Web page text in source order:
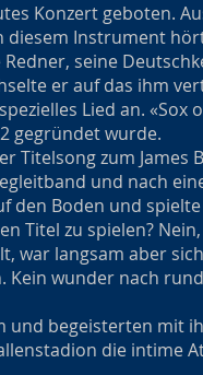
Konzert geboten.
diesem Instrument
seine
er auf das ihm
Lied an.
gegründet wurde.
Titelsong zum James
und nach
den Boden und
Titel zu spielen?
war langsam aber
Kein wunder nach
begeisterten mit
die intime